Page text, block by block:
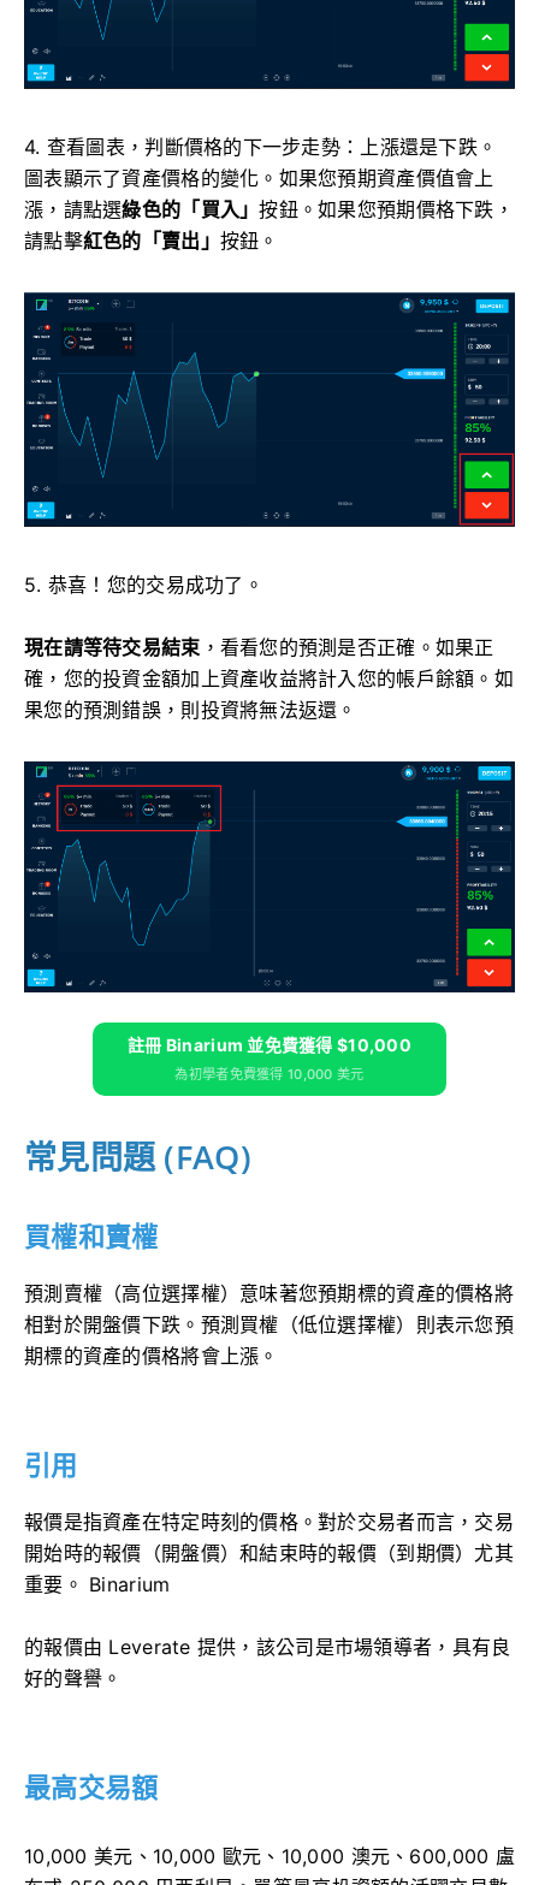
4. 查看圖表，判斷價格的下一步走勢：上漲還是下跌。
圖表顯示了資產價格的變化。如果您預期資產價值會上
漲，請點選綠色的「買入」按鈕。如果您預期價格下跌，
請點擊紅色的「賣出」 按鈕。
5. 恭喜！您的交易成功了。
現在請等待交易結束 ，看看您的預測是否正確。如果正
確，您的投資金額加上資產收益將計入您的帳戶餘額。如
果您的預測錯誤，則投資將無法返還。
註冊 Binarium 並免費獲得 $10,000
為初學者免費獲得 10,000 美元
常見問題 (FAQ)
買權和賣權
預測賣權（高位選擇權）意味著您預期標的資產的價格將
相對於開盤價下跌。預測買權（低位選擇權）則表示您預
期標的資產的價格將會上漲。
引用
報價是指資產在特定時刻的價格。對於交易者而言，交易
開始時的報價（開盤價）和結束時的報價（到期價）尤其
重要。 Binarium
的報價由 Leverate 提供，該公司是市場領導者，具有良
好的聲譽。
最高交易額
10,000 美元、10,000 歐元、10,000 澳元、600,000 盧